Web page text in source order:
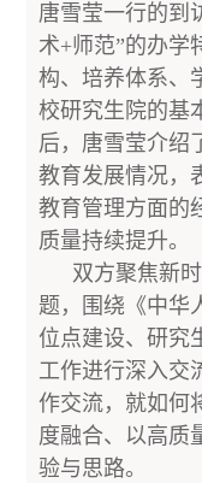
唐雪莹一行的到
术+师范”的办学
构、培养体系、
校研究生院的基
后，唐雪莹介绍
教育发展情况，
教育管理方面的
质量持续提升。
双方聚焦新
题，围绕《中华
位点建设、研究
工作进行深入交
作交流，就如何
度融合、以高质
验与思路。